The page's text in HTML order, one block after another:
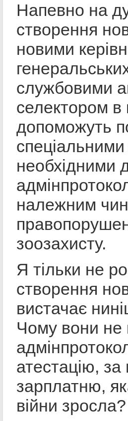
Напевно на
створення
новими
службовими
селектором в
допоможуть
необхідними
належним
зоозахисту.
Я тільки не
створення
вистачає
Чому вони не
атестацію,
зарплатню,
війни зросла?